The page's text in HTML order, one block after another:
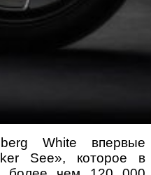
White впервые
See», которое в